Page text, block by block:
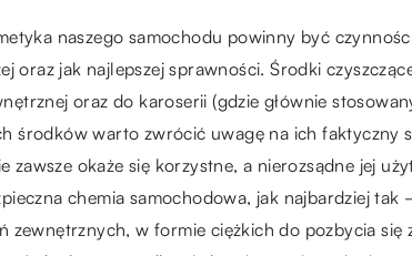
naszego samochodu powinny być
oraz jak najlepszej sprawności. Środki
oraz do karoserii (gdzie głównie
środków warto zwrócić uwagę na ich faktyczny
zawsze okaże się korzystne, a nierozsądne jej
chemia samochodowa, jak najbardziej
zewnętrznych, w formie ciężkich do pozbycia